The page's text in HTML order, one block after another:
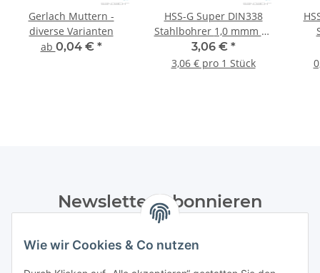
Wie wir Cookies & Co nutzen
Gerlach Muttern -
diverse Varianten
ab 0,04 € *
HSS-G Super DIN338
Stahlbohrer 1,0 mmm 10
Stk
3,06 € *
3,06 € pro 1 Stück
Newsletter Abonnieren
Datenschutzerklärungregelmäßig und jederzeit widerruflich